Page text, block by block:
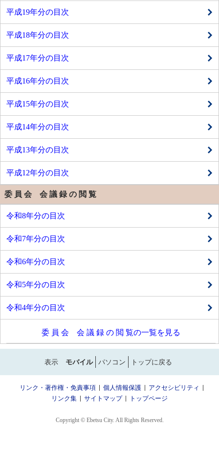
平成19年分の目次
平成18年分の目次
平成17年分の目次
平成16年分の目次
平成15年分の目次
平成14年分の目次
平成13年分の目次
平成12年分の目次
委 員 会 会 議 録 の 閲 覧
令和8年分の目次
令和7年分の目次
令和6年分の目次
令和5年分の目次
令和4年分の目次
委 員 会 会 議 録 の 閲 覧の一覧を見る
表示 モバイル パソコン トップに戻る
リンク・著作権・免責事項 個人情報保護
アクセシビリティ
リンク集
サイトマップ トップページ
Copyright © Ebetsu City. All Rights Reserved.